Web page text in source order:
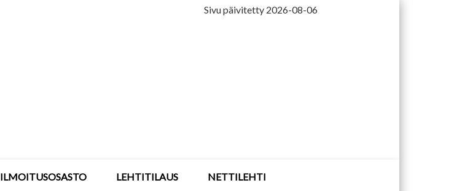
Sivu päivitetty 2026-08-06
ILMOITUSOSASTO LEHTITILAUS NETTILEHTI